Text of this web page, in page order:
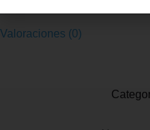
Valoraciones (0)